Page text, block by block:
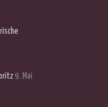
9. Mai